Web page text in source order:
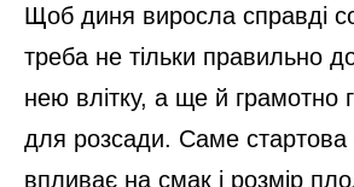
Щоб диня виросла справді
треба не тільки правильно
нею влітку, а ще й грамотно
для розсади. Саме стартова
впливає на смак і розмір